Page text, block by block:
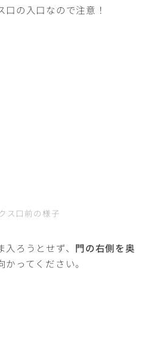
口の入口なので注意！
ス口前の様子
ろうとせず、 門の右側を奥
ってください。